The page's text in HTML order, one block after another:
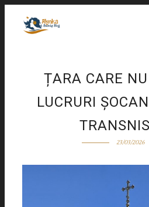
ȚARA CARE
LUCRURI
23/03/2026